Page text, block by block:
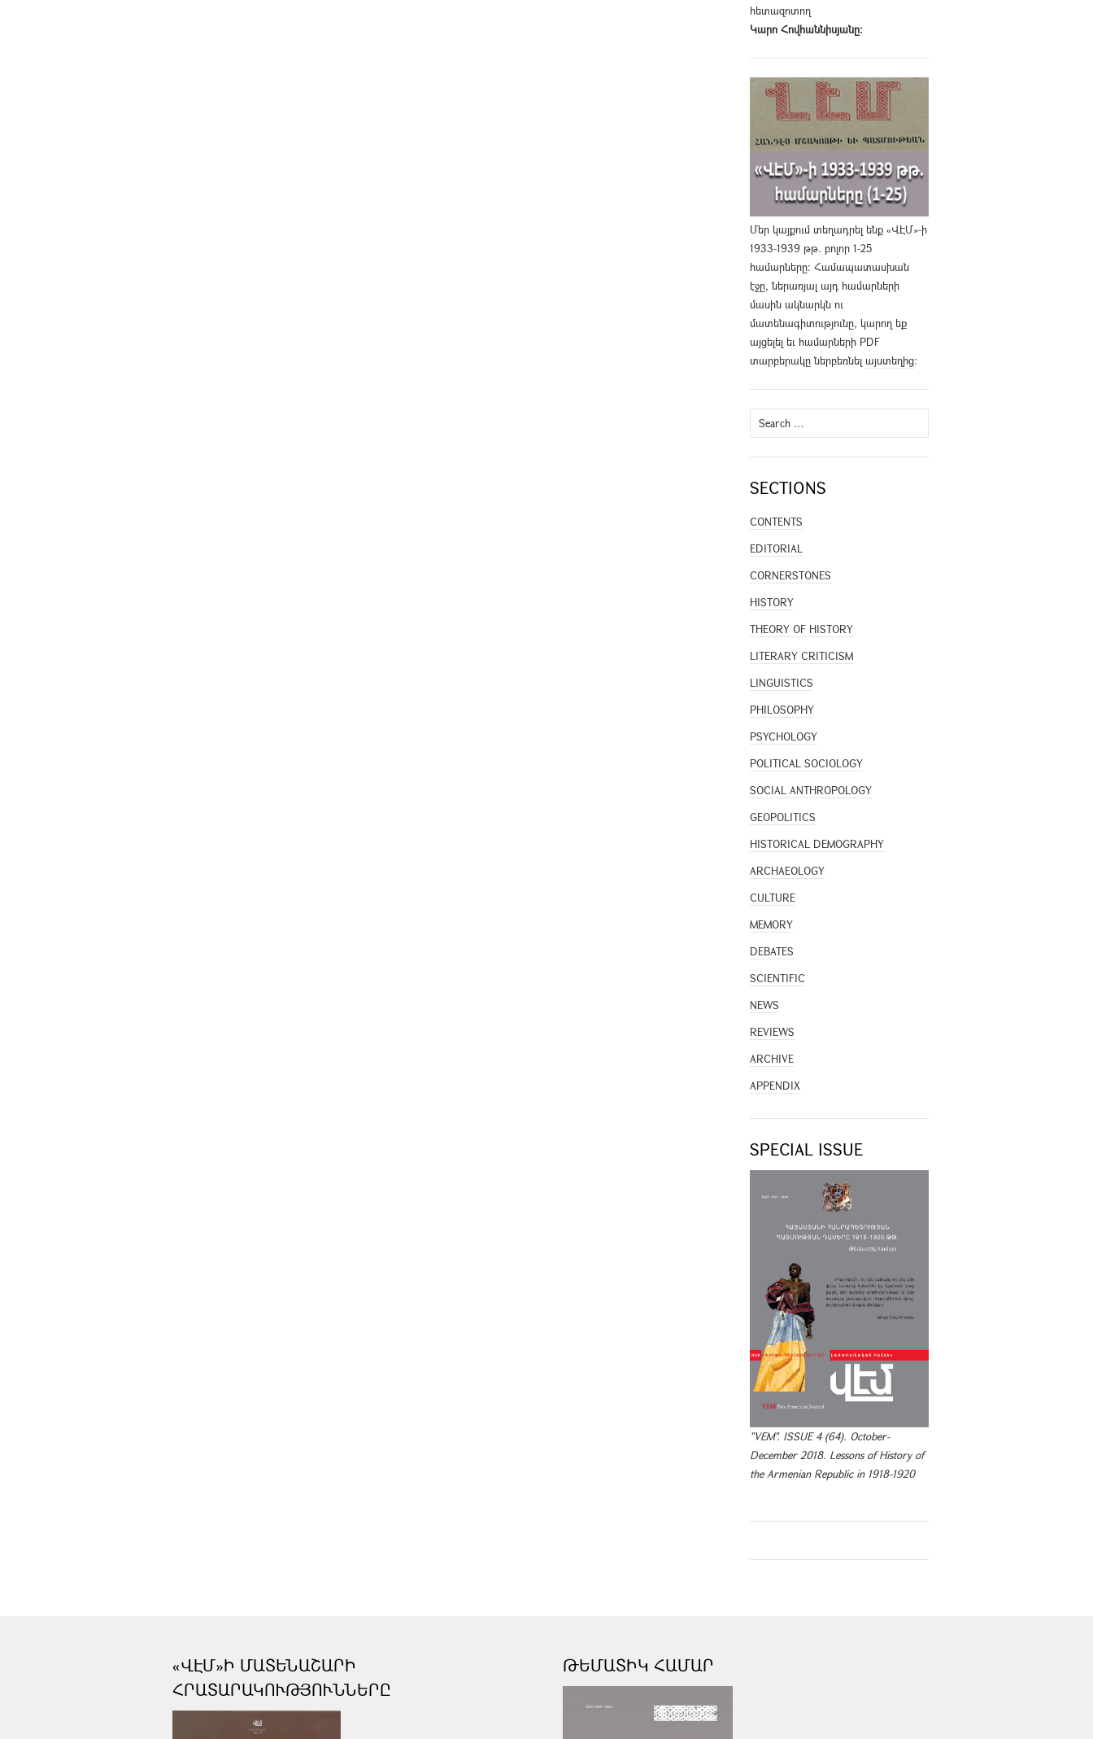
հետազոտող
Կարո Հովհաննիսյանը։
Մեր կայքում տեղադրել ենք «ՎԷՄ»-ի
1933-1939 թթ. բոլոր 1-25
համարները։ Համապատասխան
էջը, ներառյալ այդ համարների
մասին ակնարկն ու
մատենագիտությունը, կարող եք
այցելել եւ համարների PDF
տարբերակը ներբեռնել այստեղից։
Search
for:
SECTIONS
CONTENTS
EDITORIAL
CORNERSTONES
HISTORY
THEORY OF HISTORY
LITERARY CRITICISM
LINGUISTICS
PHILOSOPHY
PSYCHOLOGY
POLITICAL SOCIOLOGY
SOCIAL ANTHROPOLOGY
GEOPOLITICS
HISTORICAL DEMOGRAPHY
ARCHAEOLOGY
CULTURE
MEMORY
DEBATES
SCIENTIFIC
NEWS
REVIEWS
ARCHIVE
APPENDIX
SPECIAL ISSUE
"VEM". ISSUE 4 (64). October-
December 2018. Lessons of History of
the Armenian Republic in 1918-1920
«ՎԷՄ»Ի ՄԱՏԵՆԱՇԱՐԻ
ՀՐԱՏԱՐԱԿՈՒԹՅՈՒՆՆԵՐԸ
ԹԵՄԱՏԻԿ ՀԱՄԱՐ